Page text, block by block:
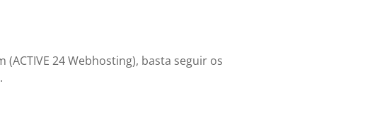
24 Webhosting), basta seguir os